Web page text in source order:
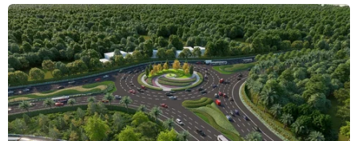
về đầu tư của Trung Quốc vào các cơ sở hạ tầng
quan trọng."
Môi trường và sinh thái
Có lẽ tính đến giờ cáo buộc nghiêm trọng nhất
về Trung Quốc là phán quyết của Tòa án Quốc tế